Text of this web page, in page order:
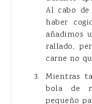
Al cabo
haber
añadimos
rallado,
carne no
Mientras
bola de
pequeño